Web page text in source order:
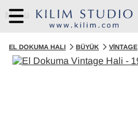
Menü
EL DOKUMA HALI BÜYÜK VINTAGE